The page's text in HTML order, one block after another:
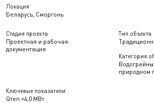
Локация
Беларусь, Сморгонь
Стадия проекта
Проектная и рабочая
документация
Тип объекта
Категория
природном
Ключевые показатели
Qтеп.=4,0 МВт